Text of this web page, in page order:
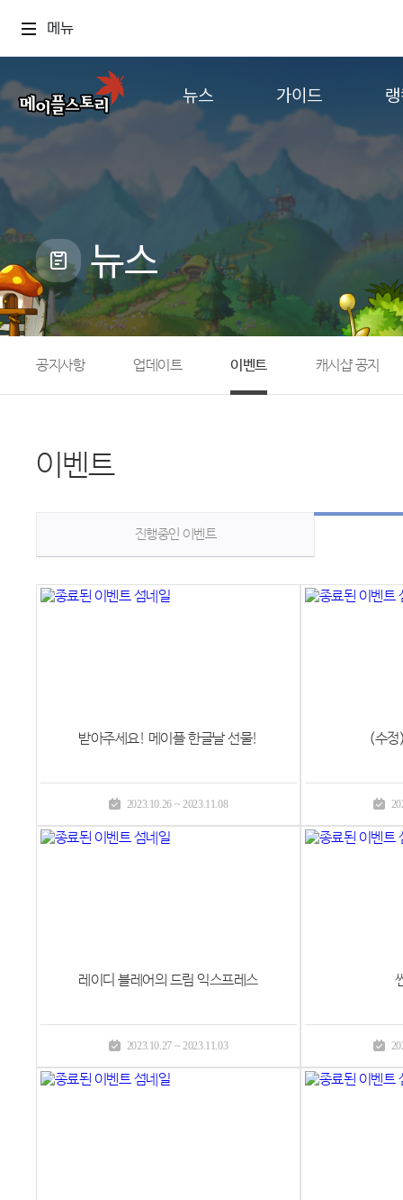
메뉴
뉴스
공지사항
업데이트
캐시샵 공지
메이플 알림판
with maple
가이드
게임정보
직업소개
확률형 아이템
NEXON NOW
뉴스
공지사항 업데이트 이벤트 캐시샵 공지
이벤트
진행중인 이벤트
받아주세요! 메이플 한글날 선물!
2023.10.26 ~ 2023.11.08
(수정
레이디 블레어의 드림 익스프레스
2023.10.27 ~ 2023.11.03